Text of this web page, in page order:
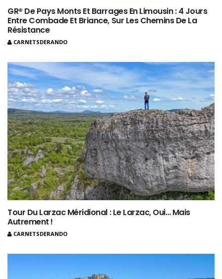
GR® De Pays Monts Et Barrages En Limousin : 4 Jours
Entre Combade Et Briance, Sur Les Chemins De La
Résistance
CARNETSDERANDO
Tour Du Larzac Méridional : Le Larzac, Oui… Mais
Autrement !
CARNETSDERANDO